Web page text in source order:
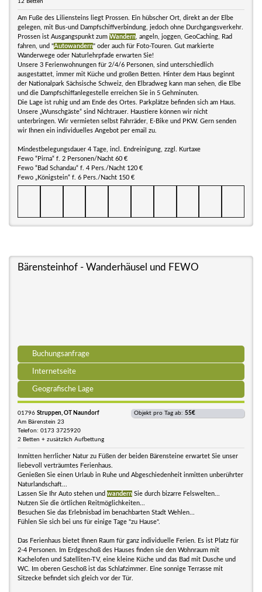
12 Betten
Am Fuße des Liliensteins liegt Prossen. Ein hübscher Ort, direkt an der Elbe
gelegen, mit Bus-und Dampfschiffverbindung, jedoch ohne Durchgangsverkehr.
Prossen ist Ausgangspunkt zum Wandern , angeln, joggen, GeoCaching, Rad
fahren, und "Autowandern" oder auch für Foto-Touren. Gut markierte
Wanderwege oder Naturlehrpfade erwarten Sie!
Unsere 3 Ferienwohnungen für 2/4/6 Personen, sind unterschiedlich
ausgestattet, immer mit Küche und großen Betten. Hinter dem Haus beginnt
der Nationalpark Sächsische Schweiz, den Elbradweg kann man sehen, die Elbe
und die Dampfschiffanlegestelle erreichen Sie in 5 Gehminuten.
Die Lage ist ruhig und am Ende des Ortes. Parkplätze befinden sich am Haus.
Unsere „Wunschgäste“ sind Nichtrauer. Haustiere können wir nicht
unterbringen. Wir vermieten selbst Fahrräder, E-Bike und PKW. Gern senden
wir Ihnen ein individuelles Angebot per email zu.
Mindestbelegungsdauer 4 Tage, incl. Endreinigung, zzgl. Kurtaxe
Fewo “Pirna“ f. 2 Personen/Nacht 60 €
Fewo “Bad Schandau“ f. 4 Pers./Nacht 120 €
Fewo „Königstein“ f. 6 Pers./Nacht 150 €
Bärensteinhof - Wanderhäusel und FEWO
Buchungsanfrage
Internetseite
Geografische Lage
01796 Struppen, OT Naundorf
Am Bärenstein 23
Telefon: 0173 3725920
2 Betten + zusätzlich Aufbettung
Objekt pro Tag ab: 55€
Inmitten herrlicher Natur zu Füßen der beiden Bärensteine erwartet Sie unser
liebevoll verträumtes Ferienhaus.
Genießen Sie einen Urlaub in Ruhe und Abgeschiedenheit inmitten unberührter
Naturlandschaft...
Lassen Sie Ihr Auto stehen und wandern Sie durch bizarre Felswelten...
Nutzen Sie die örtlichen Reitmöglichkeiten...
Besuchen Sie das Erlebnisbad im benachbarten Stadt Wehlen...
Fühlen Sie sich bei uns für einige Tage "zu Hause".
Das Ferienhaus bietet Ihnen Raum für ganz individuelle Ferien. Es ist Platz für
2-4 Personen. Im Erdgeschoß des Hauses finden sie den Wohnraum mit
Kachelofen und Satelliten-TV, eine kleine Küche und das Bad mit Dusche und
WC. Im oberen Geschoß ist das Schlafzimmer. Eine sonnige Terrasse mit
Sitzecke befindet sich gleich vor der Tür.